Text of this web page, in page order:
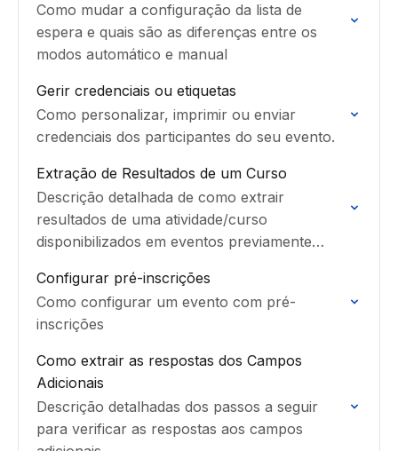
Como mudar a configuração da lista de
espera e quais são as diferenças entre os
modos automático e manual
Gerir credenciais ou etiquetas
Como personalizar, imprimir ou enviar
credenciais dos participantes do seu evento.
Extração de Resultados de um Curso
Descrição detalhada de como extrair
resultados de uma atividade/curso
disponibilizados em eventos previamente
Configurar pré-inscrições
Como configurar um evento com pré-
inscrições
Como extrair as respostas dos Campos
Adicionais
Descrição detalhadas dos passos a seguir
para verificar as respostas aos campos